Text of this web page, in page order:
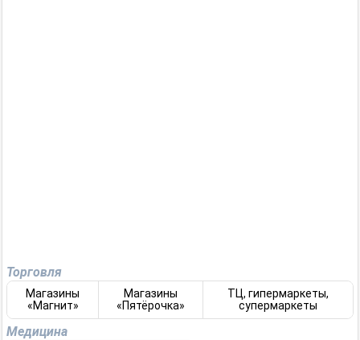
Торговля
Магазины
«Магнит»
Магазины
«Пятёрочка»
ТЦ, гипермаркеты,
супермаркеты
Медицина